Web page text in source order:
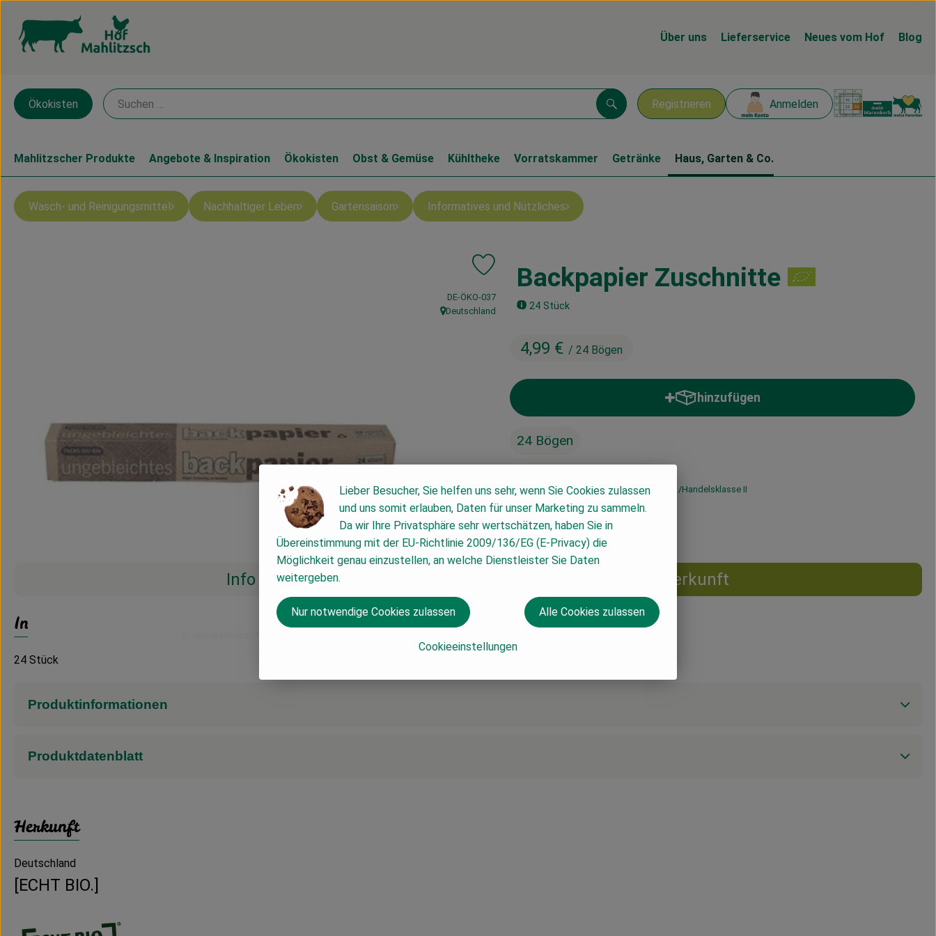
Über uns Lieferservice Neues vom Hof Blog
Registrieren Anmelden
Suchen
Ökokisten
Mahlitzscher Produkte Angebote & Inspiration Ökokisten Obst & Gemüse Kühltheke Vorratskammer Getränke Haus, Garten & Co.
Wasch- und Reinigungsmittel Nachhaltiger Leben Gartensaison Informatives und Nützliches
Backpapier Zuschnitte
24 Stück
4,99 € / 24 Bögen
Produkt zu Favouriten hinzufügen
, Kontrollstelle:
DE-ÖKO-037
, Herkunft:
Deutschland
hinzufügen
Produkt zum Warenkorb hinzufügen
24 Bögen
#63785 4,99 €/ 24 Bögen 19% MwSt Handelsklasse II
Info Herkunft
Info
24 Stück
Produktinformationen
Produktdatenblatt
Herkunft
Deutschland
[ECHT BIO.]
Lieber Besucher, Sie helfen uns sehr, wenn Sie Cookies zulassen
und uns somit erlauben, Daten für unser Marketing zu sammeln.
Da wir Ihre Privatsphäre sehr wertschätzen, haben Sie in
Übereinstimmung mit der EU-Richtlinie 2009/136/EG (E-Privacy) die
Möglichkeit genau einzustellen, an welche Dienstleister Sie Daten
weitergeben.
Cookieeinstellungen
Nur notwendige Cookies zulassen Alle Cookies zulassen